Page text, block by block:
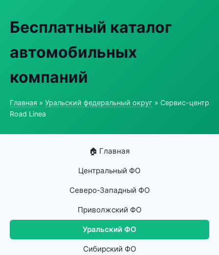
Бесплатный каталог
автомобильных
компаний
Главная » Уральский федеральный округ » Сервис-центр
Road Linea
🏠 Главная
Центральный ФО
Северо-Западный ФО
Приволжский ФО
Уральский ФО
Сибирский ФО